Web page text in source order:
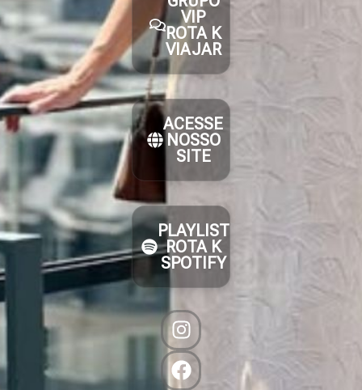
VIP
ROTA K
VIAJAR
ACESSE
NOSSO
SITE
PLAYLIST
ROTA K
SPOTIFY